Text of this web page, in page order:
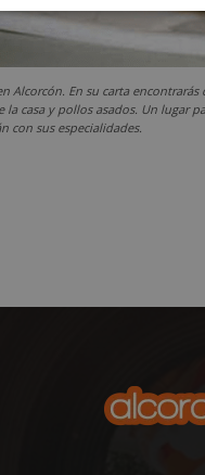
Alcorcón. En su carta
casa y pollos asados. Un lugar
con sus especialidades.
Cookies de
rendimiento
necesarias permiten la
alcorconhoy.com